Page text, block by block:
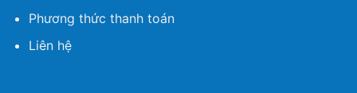
Phương thức thanh toán
Liên hệ